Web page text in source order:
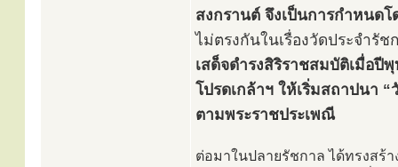
สงกรานต์ จึงเป็นการกำหนด
ไม่ตรงกันในเรื่องวัดประจำรั
เสด็จดำรงสิริราชสมบัติเมื่อ
โปรดเกล้าฯ ให้เริ่มสถาปนา
ตามพระราชประเพณี
ต่อมาในปลายรัชกาล ได้ทรงสร้า